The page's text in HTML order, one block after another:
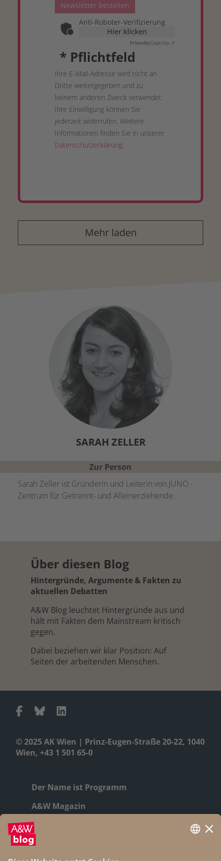
Newsletter bestellen
Anti-Roboter-Verifizierung
Hier klicken
FriendlyCaptcha ⇗
* Pflichtfeld
Ihre E-Mail-Adresse wird nicht an
Dritte weitergegeben und zu
keinem anderen Zweck verwendet.
Ihre Einwilligung können Sie
jederzeit widerrufen. Weitere
Informationen finden Sie in unserer
Datenschutzerklärung.
Mehr laden
SARAH ZELLER
Zur Person
Sarah Zeller ist Gründerin und Leiterin von JUNO -
Zentrum für Getrennt- und Alleinerziehende.
© 2025 AK Wien | Prinz-Eugen-Straße 20-22, 1040
Wien, +43 1 501 65-0
Der Name ist Programm
A&W Magazin
Geschichte
Über diesen Blog
Hintergründe, Argumente & Fakten zu
aktuellen Debatten
A&W Blog leuchtet Hintergründe aus und
hält mit Fakten dem Mainstream kritisch
gegen.
Dabei beziehen wir klar Position: Auf
Seiten der arbeitenden Menschen.